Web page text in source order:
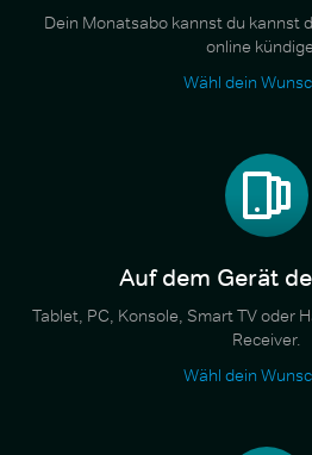
Dein Monatsabo kannst du kannst
online
Wähl dein
Auf dem Gerät
Tablet, PC, Konsole, Smart TV oder
Receiver.
Wähl dein